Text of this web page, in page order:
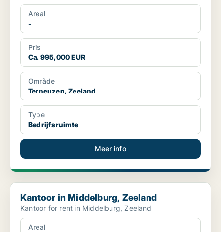
Areal
-
Pris
Ca. 995,000 EUR
Område
Terneuzen, Zeeland
Type
Bedrijfsruimte
Meer info
Kantoor in Middelburg, Zeeland
Kantoor in Middelburg, Zeeland
Kantoor for rent in Middelburg, Zeeland
Areal